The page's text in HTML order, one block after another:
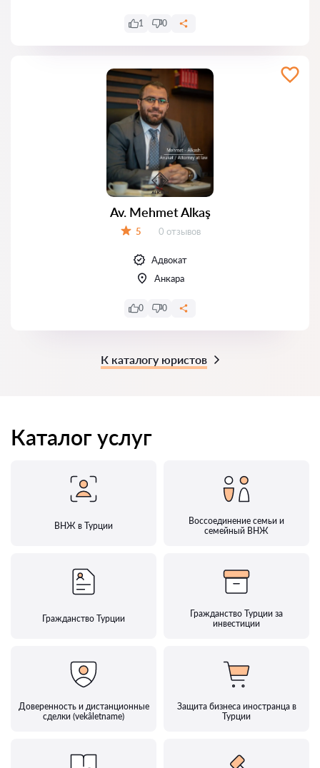
1 0
Av. Mehmet Alkaş
5 Отзывов:
0 отзывов
Адвокат
Анкара
0 0
К каталогу юристов
Каталог услуг
ВНЖ в Турции
Воссоединение семьи и
семейный ВНЖ
Гражданство Турции
Гражданство Турции за
инвестиции
Доверенность и дистанционные
сделки (vekâletname)
Защита бизнеса иностранца в
Турции